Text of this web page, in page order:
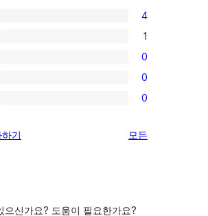
4
1
0
0
0
기 모든
으신가요? 도움이 필요한가요?